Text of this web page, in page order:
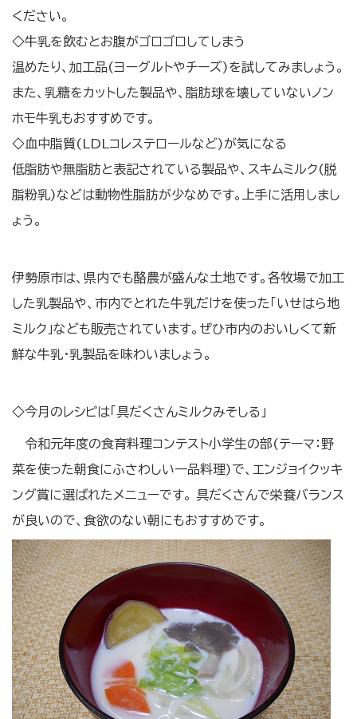
ください。
◇牛乳を飲むとお腹がゴロゴロしてしまう
温めたり、加工品(ヨーグルトやチーズ)を試してみましょう。
また、乳糖をカットした製品や、脂肪球を壊していないノン
ホモ牛乳もおすすめです。
◇血中脂質(LDLコレステロールなど)が気になる
低脂肪や無脂肪と表記されている製品や、スキムミルク(脱
脂粉乳)などは動物性脂肪が少なめです。上手に活用しまし
ょう。
伊勢原市は、県内でも酪農が盛んな土地です。各牧場で加工
した乳製品や、市内でとれた牛乳だけを使った「いせはら地
ミルク」なども販売されています。ぜひ市内のおいしくて新
鮮な牛乳・乳製品を味わいましょう。
◇今月のレシピは「具だくさんミルクみそしる」
令和元年度の食育料理コンテスト小学生の部(テーマ：野
菜を使った朝食にふさわしい一品料理)で、エンジョイクッキ
ング賞に選ばれたメニューです。 具だくさんで栄養バランス
が良いので、食欲のない朝にもおすすめです。